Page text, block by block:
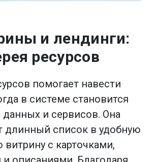
и лендинги:
ресурсов
помогает навести
в системе становится
данных и сервисов. Она
длинный список в удобную
витрину с карточками,